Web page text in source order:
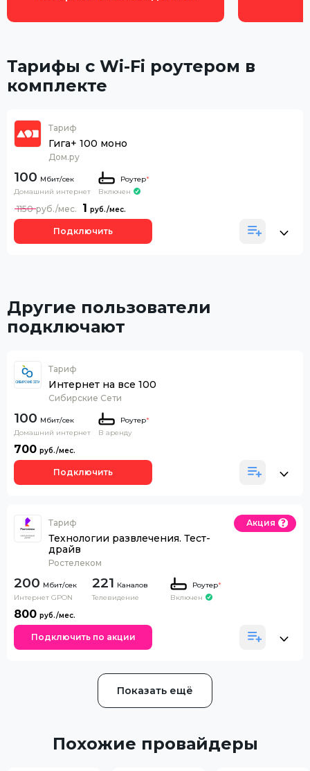
Тарифы с Wi-Fi роутером в
комплекте
Тариф
Гига+ 100 моно
Дом.ру
100
Домашний интернет
Роутер*
Включен
1
1150
Подключить
Другие пользователи
подключают
Тариф
Интернет на все 100
Сибирские Сети
100
Домашний интернет
Роутер*
В аренду
700
Подключить
Тариф
Технологии развлечения. Тест-
драйв
Ростелеком
Акция
200
Интернет GPON
221 Каналов
Телевидение
Роутер*
Включен
800
Подключить по акции
Показать ещё
Похожие провайдеры